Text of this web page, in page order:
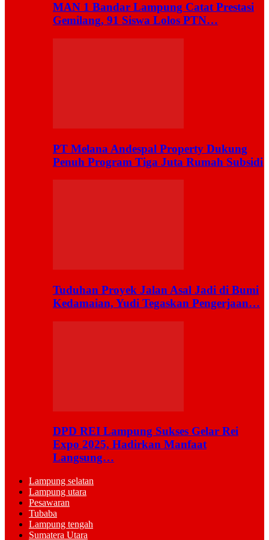
MAN 1 Bandar Lampung Catat Prestasi
Gemilang, 91 Siswa Lolos PTN…
PT Melana Andespal Property Dukung
Penuh Program Tiga Juta Rumah Subsidi
Tuduhan Proyek Jalan Asal Jadi di Bumi
Kedamaian, Yudi Tegaskan Pengerjaan…
DPD REI Lampung Sukses Gelar Rei
Expo 2025, Hadirkan Manfaat
Langsung…
Lampung selatan
Lampung utara
Pesawaran
Tubaba
Lampung tengah
Sumatera Utara